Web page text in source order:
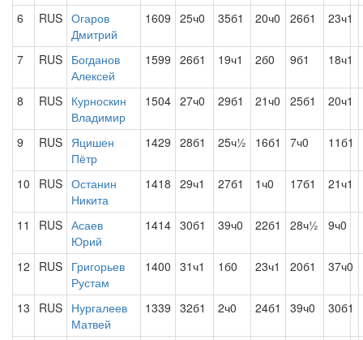
6 RUS Огаров
Дмитрий
1609 25ч0 35б1 20ч0 26б1 23ч1
7 RUS Богданов
Алексей
1599 26б1 19ч1 2б0 9б1 18ч1
8 RUS Курноскин
Владимир
1504 27ч0 29б1 21ч0 25б1 20ч1
9 RUS Яцишен
Пётр
1429 28б1 25ч½ 16б1 7ч0 11б1
10 RUS Останин
Никита
1418 29ч1 27б1 1ч0 17б1 21ч1
11 RUS Асаев
Юрий
1414 30б1 39ч0 22б1 28ч½ 9ч0
12 RUS Григорьев
Рустам
1400 31ч1 1б0 23ч1 20б1 37ч0
13 RUS Нургалеев
Матвей
1339 32б1 2ч0 24б1 39ч0 30б1